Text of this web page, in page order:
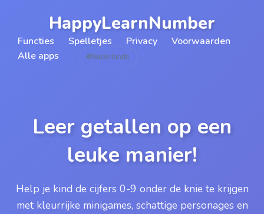
HappyLearnNumber
Functies Spelletjes Privacy
Voorwaarden
Alle apps
🌐Nederlands
Leer getallen op een
leuke manier!
Help je kind de cijfers 0-9 onder de knie te krijgen
met kleurrijke minigames, schattige personages en